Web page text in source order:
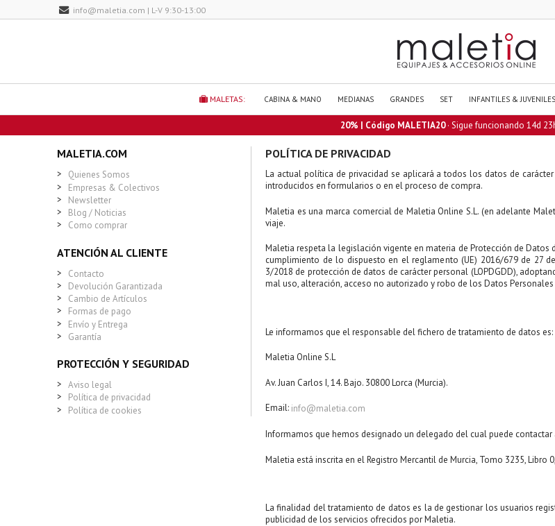
info@maletia.com | L-V 9:30-13:00
MALETAS: CABINA & MANO MEDIANAS GRANDES SET INFANTILES & JUVENILES
20% | Código MALETIA20· Sigue funcionando 14d
MALETIA.COM
> Quienes Somos
> Empresas & Colectivos
> Newsletter
> Blog / Noticias
> Como comprar
ATENCIÓN AL CLIENTE
> Contacto
> Devolución Garantizada
> Cambio de Artículos
> Formas de pago
> Envío y Entrega
> Garantía
PROTECCIÓN Y SEGURIDAD
> Aviso legal
> Política de privacidad
> Política de cookies
POLÍTICA DE PRIVACIDAD
La actual política de privacidad se aplicará a todos los datos de
introducidos en formularios o en el proceso de compra.
Maletia es una marca comercial de Maletia Online S.L. (en adelante
viaje.
Maletia respeta la legislación vigente en materia de Protección de Datos
cumplimiento de lo dispuesto en el reglamento (UE) 2016/679 de 27
3/2018 de protección de datos de carácter personal (LOPDGDD),
mal uso, alteración, acceso no autorizado y robo de los Datos
Le informamos que el responsable del fichero de tratamiento de datos es:
Maletia Online S.L
Av. Juan Carlos I, 14. Bajo. 30800 Lorca (Murcia).
Email: info@maletia.com
Informamos que hemos designado un delegado del cual puede
Maletia está inscrita en el Registro Mercantil de Murcia, Tomo 3235, Libro
La finalidad del tratamiento de datos es la de gestionar los usuarios
publicidad de los servicios ofrecidos por Maletia.